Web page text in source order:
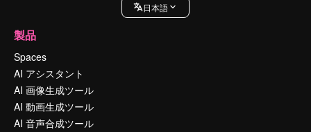
日本語
製品
Spaces
AI アシスタント
AI 画像生成ツール
AI 動画生成ツール
AI 音声合成ツール